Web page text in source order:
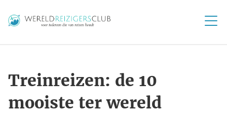
Treinreizen: de 10
mooiste ter wereld